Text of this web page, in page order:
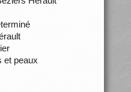
et peaux